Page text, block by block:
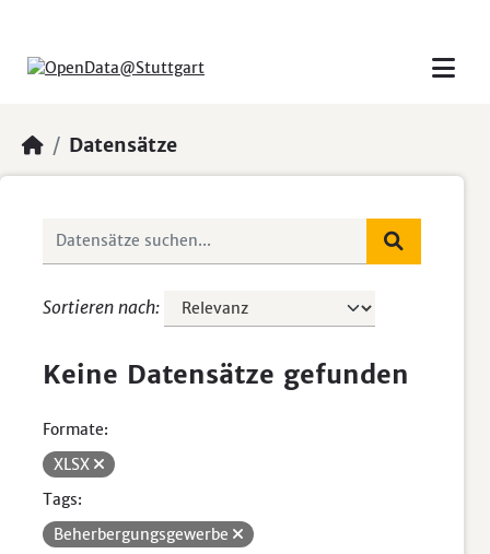
Datensätze
Sortieren nach
Keine Datensätze gefunden
Formate:
XLSX
Tags:
Beherbergungsgewerbe